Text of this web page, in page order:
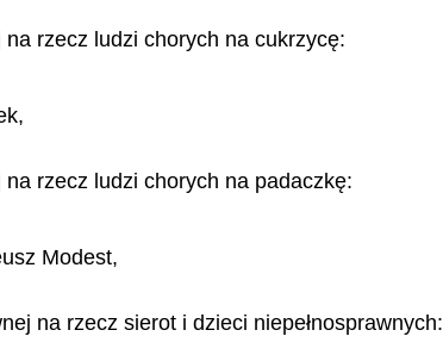
na rzecz ludzi chorych na cukrzycę:
na rzecz ludzi chorych na padaczkę:
Modest,
na rzecz sierot i dzieci niepełnosprawnych: